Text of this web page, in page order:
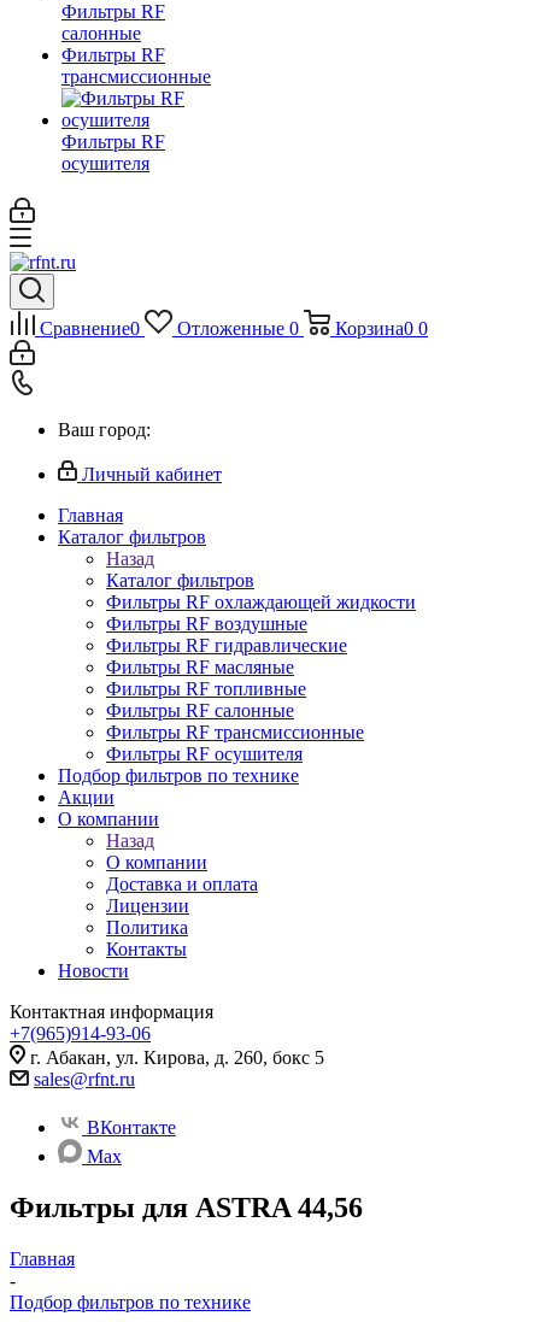
Фильтры RF
салонные
Фильтры RF
трансмиссионные
Фильтры RF
осушителя
Сравнение0 Отложенные 0 Корзина0 0
Ваш город:
Личный кабинет
Главная
Каталог фильтров
Назад
Каталог фильтров
Фильтры RF охлаждающей жидкости
Фильтры RF воздушные
Фильтры RF гидравлические
Фильтры RF масляные
Фильтры RF топливные
Фильтры RF салонные
Фильтры RF трансмиссионные
Фильтры RF осушителя
Подбор фильтров по технике
Акции
О компании
Назад
О компании
Доставка и оплата
Лицензии
Политика
Контакты
Новости
Контактная информация
+7(965)914-93-06
г. Абакан, ул. Кирова, д. 260, бокс 5
sales@rfnt.ru
ВКонтакте
Max
Фильтры для ASTRA 44,56
Главная
-
Подбор фильтров по технике